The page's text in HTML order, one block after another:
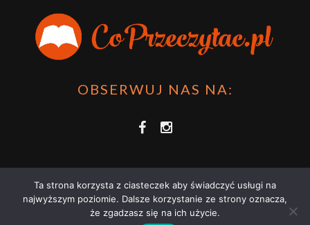
OBSERWUJ NAS NA:
COPRZECZYTAĆ.PL 2021 | STRONA WYKORZYSTUJE PLIKI COOKIES |
Ta strona korzysta z ciasteczek aby świadczyć usługi na
najwyższym poziomie. Dalsze korzystanie ze strony oznacza,
że zgadzasz się na ich użycie.